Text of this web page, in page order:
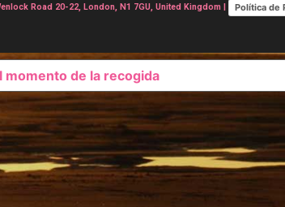
Road 20-22, London, N1 7GU, United Kingdom | Política de
momento de la recogida